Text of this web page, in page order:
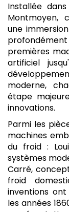
Installée
Montmoyen,
une
premières
artificiel
moderne,
étape
innovations.
Parmi les
machines
du froid :
systèmes
Carré,
froid
inventions
les années